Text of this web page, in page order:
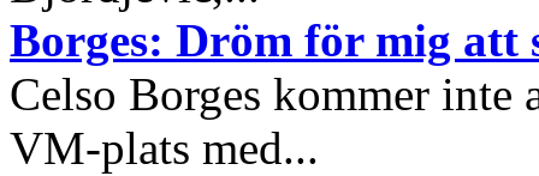
Borges: Dröm för mig att
Celso Borges kommer inte
VM-plats med...